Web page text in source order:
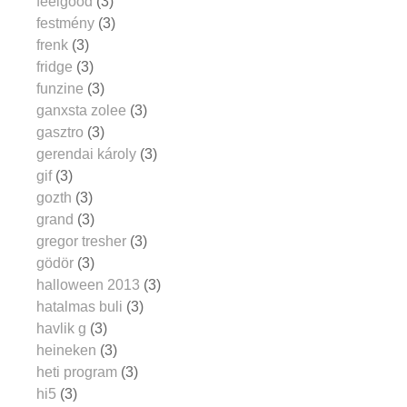
festmény (3)
frenk (3)
fridge (3)
funzine (3)
ganxsta zolee (3)
gasztro (3)
gerendai károly (3)
gif (3)
gozth (3)
grand (3)
gregor tresher (3)
gödör (3)
halloween 2013 (3)
hatalmas buli (3)
havlik g (3)
heineken (3)
heti program (3)
hi5 (3)